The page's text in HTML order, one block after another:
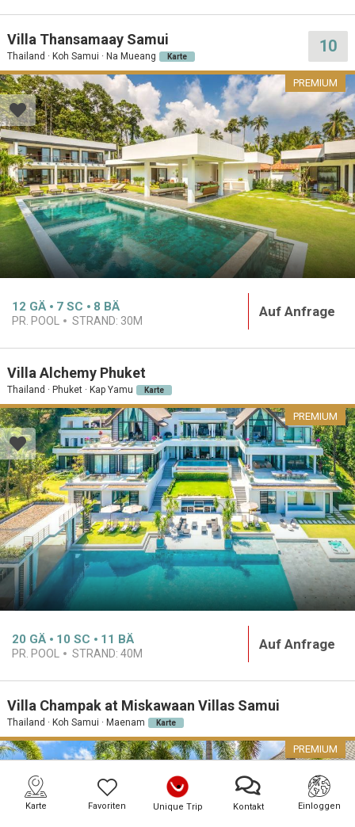
Karte Favoriten Unique Trip Kontakt Einloggen
Villa Thansamaay Samui
Thailand · Koh Samui · Na Mueang Karte
10
PREMIUM
12 GÄ 7 SC 8 BÄ
PR. POOL STRAND: 30M
Auf Anfrage
Villa Alchemy Phuket
Thailand · Phuket · Kap Yamu Karte
PREMIUM
20 GÄ 10 SC 11 BÄ
PR. POOL STRAND: 40M
Auf Anfrage
Villa Champak at Miskawaan Villas Samui
Thailand · Koh Samui · Maenam Karte
PREMIUM